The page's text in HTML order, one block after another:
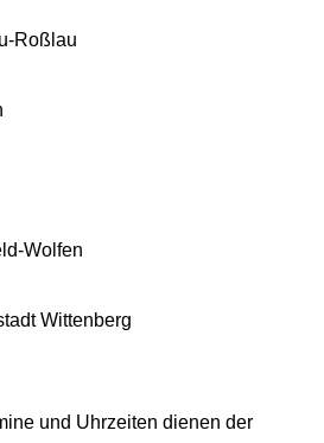
Roßlau
Wolfen
Wittenberg
und Uhrzeiten dienen der